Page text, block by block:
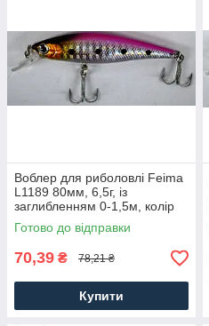
Воблер для риболовлі Feima
L1189 80мм, 6,5г, із
заглибленням 0-1,5м, колір
08
Готово до відправки
70,39 ₴ 78,21 ₴
Купити